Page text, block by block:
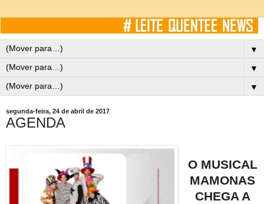
▼
▼
▼
segunda-feira, 24 de abril de 2017
AGENDA
O MUSICAL
MAMONAS
CHEGA A